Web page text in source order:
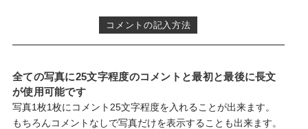
コメントの記入方法
全ての写真に25文字程度のコメントと最初と最後に長文
が使用可能です
写真1枚1枚にコメント25文字程度を入れることが出来ます。
もちろんコメントなしで写真だけを表示することも出来ます。